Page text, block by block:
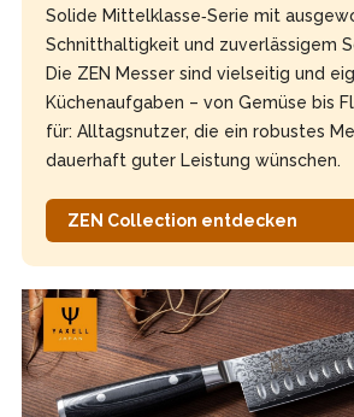
Solide Mittelklasse‑Serie mit
Schnitthaltigkeit und zuverlässigem
Die ZEN Messer sind vielseitig und
Küchenaufgaben – von Gemüse bis
für: Alltagsnutzer, die ein robustes
dauerhaft guter Leistung wünschen.
ZEN Collection entdecken